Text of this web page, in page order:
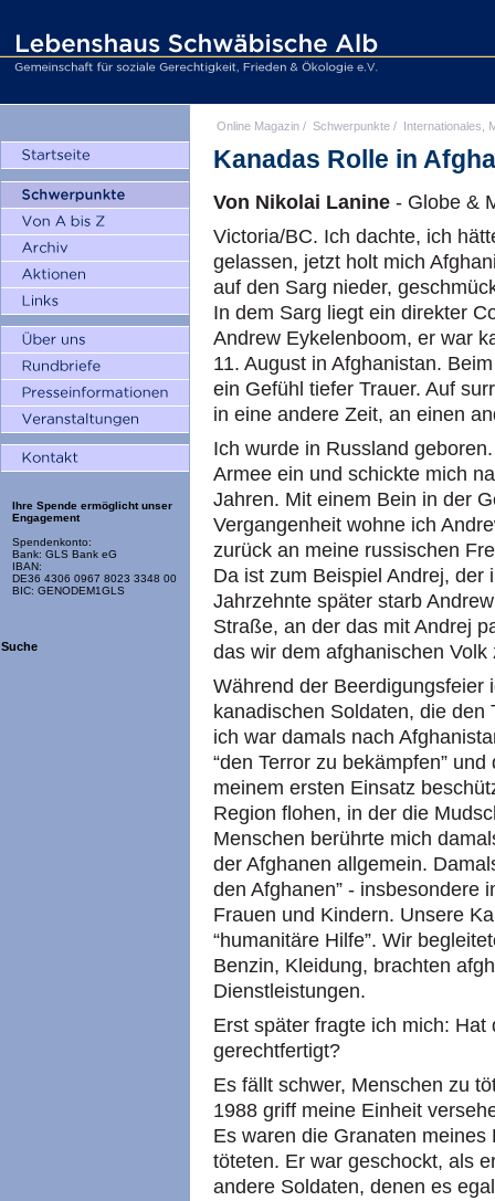
Ihre Spende ermöglicht unser
Engagement
Spendenkonto:
Bank: GLS Bank eG
IBAN:
DE36 4306 0967 8023 3348 00
BIC: GENODEM1GLS
Suche
Online Magazin / Schwerpunkte / Internationales,
Kanadas Rolle in
Von Nikolai Lanine - Globe &
Victoria/BC. Ich dachte, ich
gelassen, jetzt holt mich
auf den Sarg nieder,
In dem Sarg liegt ein direkter
Andrew Eykelenboom, er war
11. August in Afghanistan.
ein Gefühl tiefer Trauer. Auf
in eine andere Zeit, an einen
Ich wurde in Russland
Armee ein und schickte mich
Jahren. Mit einem Bein in der
Vergangenheit wohne ich
zurück an meine russischen
Da ist zum Beispiel Andrej, der
Jahrzehnte später starb
Straße, an der das mit Andrej
das wir dem afghanischen Volk
Während der Beerdigungsfeier
kanadischen Soldaten, die den
ich war damals nach
“den Terror zu bekämpfen”
meinem ersten Einsatz
Region flohen, in der die
Menschen berührte mich
der Afghanen allgemein.
den Afghanen” - insbesondere
Frauen und Kindern. Unsere
“humanitäre Hilfe”. Wir
Benzin, Kleidung, brachten
Dienstleistungen.
Erst später fragte ich mich:
gerechtfertigt?
Es fällt schwer, Menschen zu
1988 griff meine Einheit
Es waren die Granaten
töteten. Er war geschockt, als
andere Soldaten, denen es